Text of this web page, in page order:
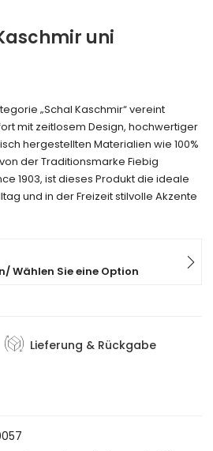
uni
„Schal Kaschmir“ vereint
mit zeitlosem Design, hochwertiger
hergestellten Materialien wie 100%
der Traditionsmarke Fiebig
1903, ist dieses Produkt die ideale
und in der Freizeit stilvolle Akzente
Wählen Sie eine Option
Lieferung & Rückgabe